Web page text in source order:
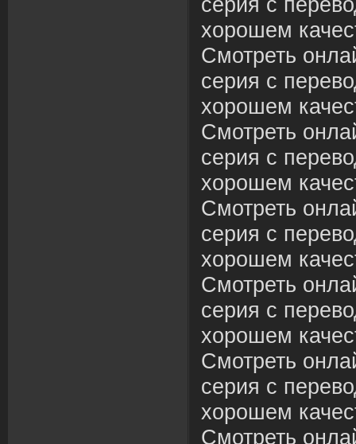
серия с
хорошем
Смотреть
серия с
хорошем
Смотреть
серия с
хорошем
Смотреть
серия с
хорошем
Смотреть
серия с
хорошем
Смотреть
серия с
хорошем
Смотреть